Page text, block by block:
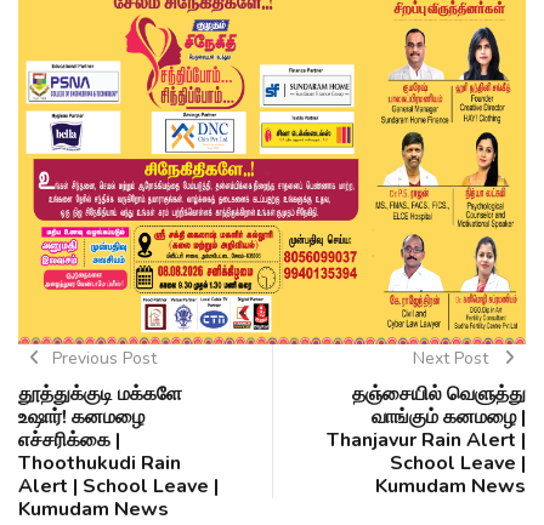
Previous Post
தூத்துக்குடி மக்களே
உஷார்! கனமழை
எச்சரிக்கை |
Thoothukudi Rain
Alert | School Leave |
Kumudam News
Next Post
தஞ்சையில் வெளுத்து
வாங்கும் கனமழை |
Thanjavur Rain Alert |
School Leave |
Kumudam News